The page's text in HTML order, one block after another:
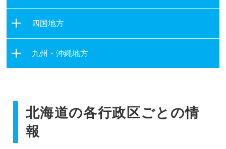
東京都
神奈川県
福井県
山梨県
長野県
岐阜県
三重県
大阪府
兵庫県
奈良県
和歌山県
岡山県
広島県
四国地方
九州・沖縄地方
長崎県
熊本県
北海道の各行政区ごとの情
報